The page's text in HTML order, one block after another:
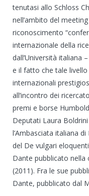
tenutasi allo Schloss
nell’ambito del
riconoscimento
internazionale della
dall’Università italiana
e il fatto che tale
internazionali
all’incontro dei
premi e borse
Deputati Laura
l’Ambasciata italiana
del De vulgari
Dante pubblicato nella
(2011). Fra le sue
Dante, pubblicato dal